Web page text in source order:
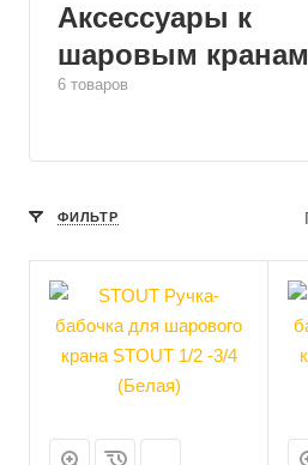
Аксессуары к
шаровым кранам
6 товаров
ФИЛЬТР